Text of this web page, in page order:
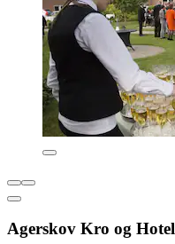
Agerskov Kro og Hotel